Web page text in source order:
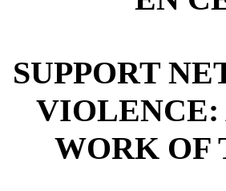
SUPPORT
VIOLENCE:
WORK OF